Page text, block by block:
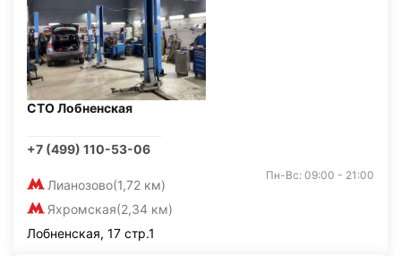
СТО Лобненская
+7 (499) 110-53-06
Лианозово(1,72 км)
Яхромская(2,34 км)
Пн-Вс: 09:00 - 21:00
Лобненская, 17 стр.1